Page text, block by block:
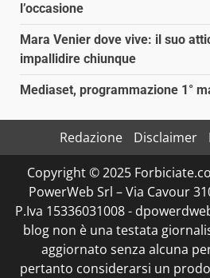
l’occasione
Mara Venier dove vive: il suo
impallidire chiunque
Mediaset, programmazione 1°
Redazione Disclaimer
Copyright © 2025
PowerWeb Srl – Via Cavour
P.Iva 15336031008 -
blog non è una testata
aggiornato senza alcuna
pertanto considerarsi un